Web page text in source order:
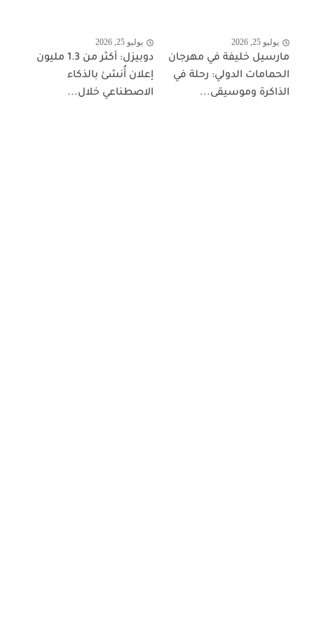
يوليو 25, 2026
مارسيل خليفة في مهرجان
الحمامات الدولي: رحلة في
الذاكرة وموسيقى...
يوليو 25, 2026
دوبيزل: أكثر من 1.3 مليون
إعلان أُنشئ بالذكاء
الاصطناعي خلال...